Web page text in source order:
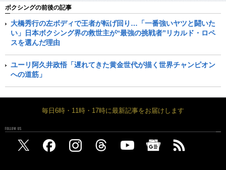
ボクシングの前後の記事
大橋秀行の左ボディで王者が転げ回り…「一番強いヤツと闘いた
い」日本ボクシング界の救世主が“最強の挑戦者”リカルド・ロペ
スを選んだ理由
ユーリ阿久井政悟「遅れてきた黄金世代が描く世界チャンピオン
への道筋」
毎日6時・11時・17時に最新記事をお届けします
FOLLOW US